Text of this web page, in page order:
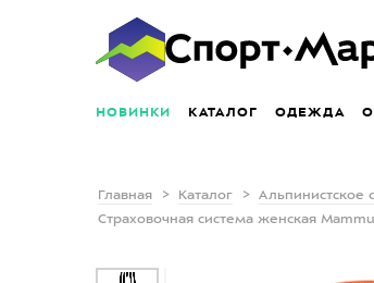
НОВИНКИ КАТАЛОГ ОДЕЖДА
Главная Каталог Альпинистское
Страховочная система женская